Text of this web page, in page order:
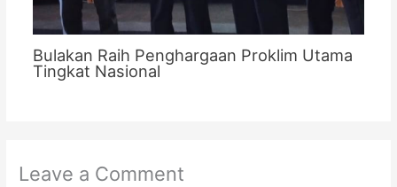
Bulakan Raih Penghargaan Proklim Utama
Tingkat Nasional
Leave a Comment